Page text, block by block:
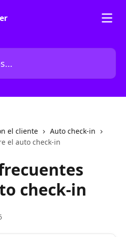
el cliente
Auto check-in
el auto check-in
check-in